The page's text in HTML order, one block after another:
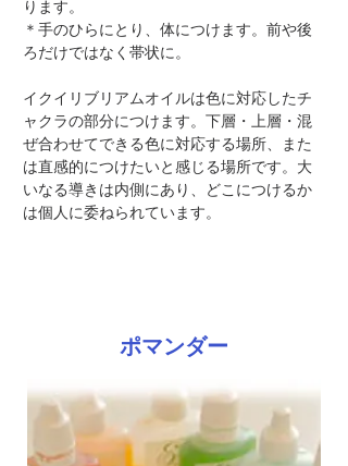
ります。
＊手のひらにとり、体につけます。前や後
ろだけではなく帯状に。
イクイリブリアムオイルは色に対応したチ
ャクラの部分につけます。下層・上層・混
ぜ合わせてできる色に対応する場所、また
は直感的につけたいと感じる場所です。大
いなる導きは内側にあり、どこにつけるか
は個人に委ねられています。
ポマンダー